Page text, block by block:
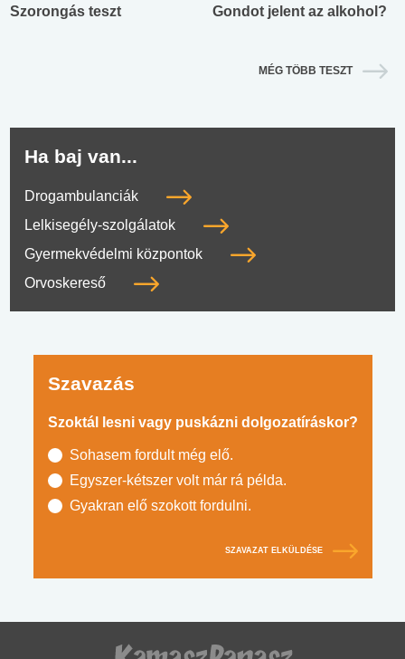
Szorongás teszt Gondot jelent az alkohol?
MÉG TÖBB TESZT
Ha baj van...
Drogambulanciák
Lelkisegély-szolgálatok
Gyermekvédelmi központok
Orvoskereső
Szavazás
Szoktál lesni vagy puskázni dolgozatíráskor?
Sohasem fordult még elő.
Egyszer-kétszer volt már rá példa.
Gyakran elő szokott fordulni.
SZAVAZAT ELKÜLDÉSE